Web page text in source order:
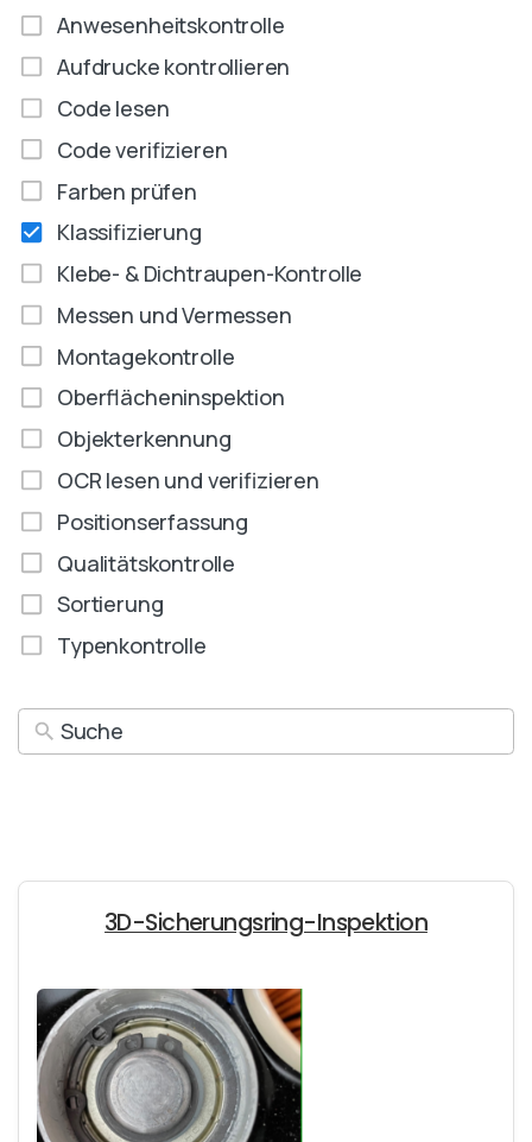
Anwesenheitskontrolle
Aufdrucke kontrollieren
Code lesen
Code verifizieren
Farben prüfen
Klassifizierung
Klebe- & Dichtraupen-Kontrolle
Messen und Vermessen
Montagekontrolle
Oberflächeninspektion
Objekterkennung
OCR lesen und verifizieren
Positionserfassung
Qualitätskontrolle
Sortierung
Typenkontrolle
3D-Sicherungsring-Inspektion